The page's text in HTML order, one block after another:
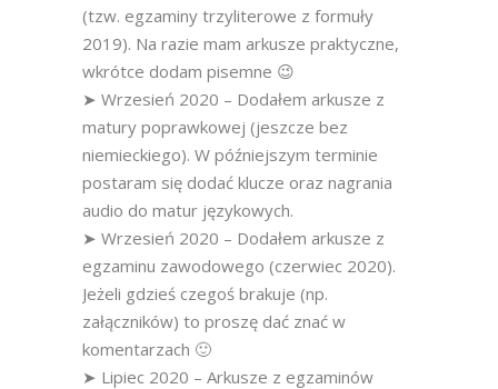
(tzw. egzaminy trzyliterowe z formuły
2019). Na razie mam arkusze praktyczne,
wkrótce dodam pisemne 😉
➤ Wrzesień 2020 – Dodałem arkusze z
matury poprawkowej (jeszcze bez
niemieckiego). W późniejszym terminie
postaram się dodać klucze oraz nagrania
audio do matur językowych.
➤ Wrzesień 2020 – Dodałem arkusze z
egzaminu zawodowego (czerwiec 2020).
Jeżeli gdzieś czegoś brakuje (np.
załączników) to proszę dać znać w
komentarzach 🙂
➤ Lipiec 2020 – Arkusze z egzaminów